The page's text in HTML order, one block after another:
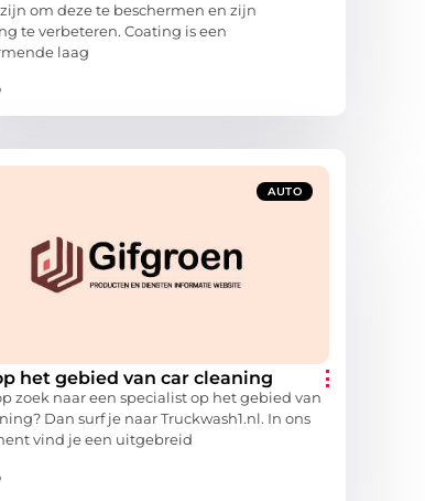
om deze te beschermen en zijn
te verbeteren. Coating is een
laag
AUTO
het gebied van car cleaning
zoek naar een specialist op het gebied van
Dan surf je naar Truckwash1.nl. In ons
vind je een uitgebreid